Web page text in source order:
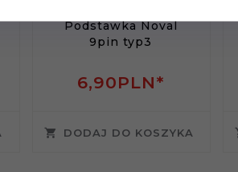
Podstawka Noval
9pin typ3
6,90PLN*
DODAJ DO KOSZYKA